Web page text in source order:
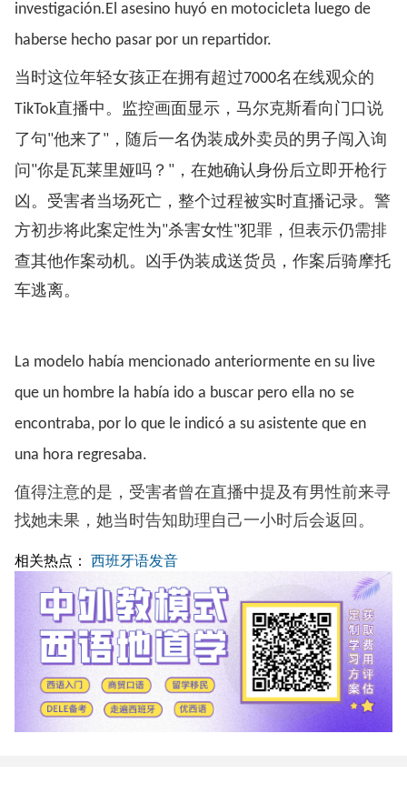
investigación.El asesino huyó en motocicleta luego de
haberse hecho pasar por un repartidor.
当时这位年轻女孩正在拥有超过7000名在线观众的
TikTok直播中。监控画面显示，马尔克斯看向门口说
了句"他来了" ，随后一名伪装成外卖员的男子闯入询
问 "你是瓦莱里娅吗？ " ，在她确认身份后立即开枪行
凶。受害者当场死亡，整个过程被实时直播记录。警
方初步将此案定性为"杀害女性"犯罪，但表示仍需排
查其他作案动机。凶手伪装成送货员，作案后骑摩托
车逃离。
La modelo había mencionado anteriormente en su live
que un hombre la había ido a buscar pero ella no se
encontraba, por lo que le indicó a su asistente que en
una hora regresaba.
值得注意的是，受害者曾在直播中提及有男性前来寻
找她未果，她当时告知助理自己一小时后会返回。
相关热点： 西班牙语发音